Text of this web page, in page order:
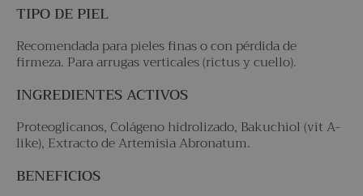
TIPO DE PIEL
Recomendada para pieles finas o con pérdida de
firmeza. Para arrugas verticales (rictus y cuello).
INGREDIENTES ACTIVOS
Proteoglicanos, Colágeno hidrolizado, Bakuchiol (vit A-
like), Extracto de Artemisia Abronatum.
BENEFICIOS